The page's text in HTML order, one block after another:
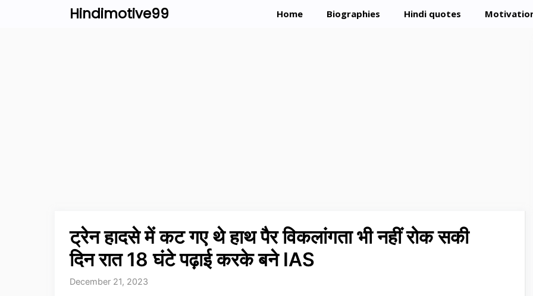
Hindimotive99 Home Biographies Hindi quotes
ट्रेन हादसे में कट गए थे हाथ पैर विकलांगता भी नहीं रोक सकी
दिन रात 18 घंटे पढ़ाई करके बने IAS
December 21, 2023